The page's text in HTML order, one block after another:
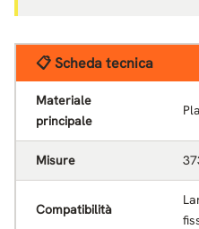
📋 Scheda tecnica
Materiale
principale
Misure
Compatibilità